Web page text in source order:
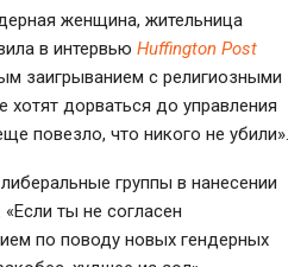
женщина, жительница
в интервью Huffington Post
заигрыванием с религиозными
хотят дорваться до управления
повезло, что никого не убили».
группы в нанесении
ты не согласен
по поводу новых гендерных